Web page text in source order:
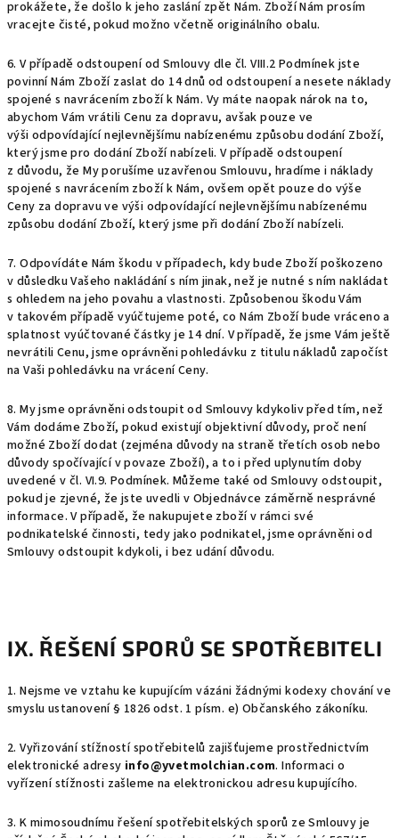
prokážete, že došlo k jeho zaslání zpět Nám. Zboží Nám prosím
vracejte čisté, pokud možno včetně originálního obalu.
6. V případě odstoupení od Smlouvy dle čl.VIII.2 Podmínek jste
povinní Nám Zboží zaslat do 14 dnů od odstoupení a nesete náklady
spojené s navrácením zboží k Nám. Vy máte naopak nárok na to,
abychom Vám vrátili Cenu za dopravu, avšak pouze ve
výši odpovídající nejlevnějšímu nabízenému způsobu dodání Zboží,
který jsme pro dodání Zboží nabízeli. V případě odstoupení
z důvodu, že My porušíme uzavřenou Smlouvu, hradíme i náklady
spojené s navrácením zboží k Nám, ovšem opět pouze do výše
Ceny za dopravu ve výši odpovídající nejlevnějšímu nabízenému
způsobu dodání Zboží, který jsme při dodání Zboží nabízeli.
7. Odpovídáte Nám škodu v případech, kdy bude Zboží poškozeno
v důsledku Vašeho nakládání s ním jinak, než je nutné s ním nakládat
s ohledem na jeho povahu a vlastnosti. Způsobenou škodu Vám
v takovém případě vyúčtujeme poté, co Nám Zboží bude vráceno a
splatnost vyúčtované částky je 14 dní. V případě, že jsme Vám ještě
nevrátili Cenu, jsme oprávněni pohledávku z titulu nákladů započíst
na Vaši pohledávku na vrácení Ceny.
8. My jsme oprávněni odstoupit od Smlouvy kdykoliv před tím, než
Vám dodáme Zboží, pokud existují objektivní důvody, proč není
možné Zboží dodat (zejména důvody na straně třetích osob nebo
důvody spočívající v povaze Zboží), a to i před uplynutím doby
uvedené v čl. VI.9. Podmínek. Můžeme také od Smlouvy odstoupit,
pokud je zjevné, že jste uvedli v Objednávce záměrně nesprávné
informace. V případě, že nakupujete zboží v rámci své
podnikatelské činnosti, tedy jako podnikatel, jsme oprávněni od
Smlouvy odstoupit kdykoli, i bez udání důvodu.
IX. ŘEŠENÍ SPORŮ SE SPOTŘEBITELI
1. Nejsme ve vztahu ke kupujícím vázáni žádnými kodexy chování ve
smyslu ustanovení § 1826 odst. 1 písm. e) Občanského zákoníku.
2. Vyřizování stížností spotřebitelů zajišťujeme prostřednictvím
elektronické adresy info@yvetmolchian.com. Informaci o
vyřízení stížnosti zašleme na elektronickou adresu kupujícího.
3. K mimosoudnímu řešení spotřebitelských sporů ze Smlouvy je